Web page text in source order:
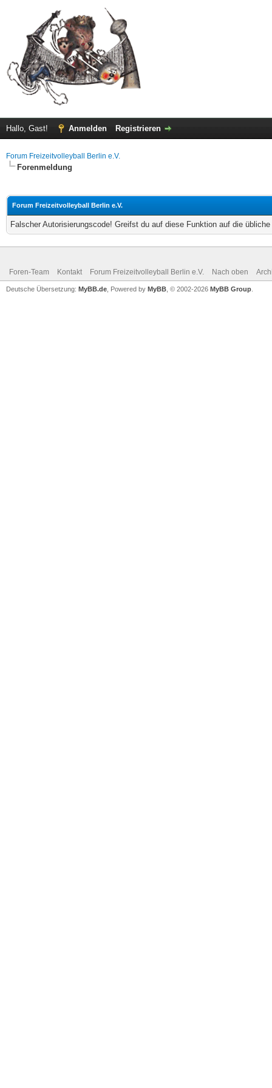
Hallo, Gast! Anmelden Registrieren
Forum Freizeitvolleyball Berlin e.V.
Forenmeldung
Forum Freizeitvolleyball Berlin e.V.
Falscher Autorisierungscode! Greifst du auf diese Funktion auf die
Foren-Team Kontakt Forum Freizeitvolleyball Berlin e.V. Nach oben
Deutsche Übersetzung: MyBB.de , Powered by MyBB , © 2002-2026 MyBB Group